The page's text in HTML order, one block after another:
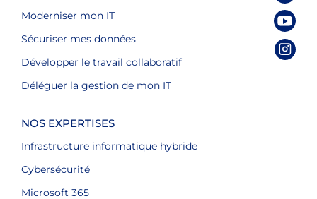
Moderniser mon IT
Sécuriser mes données
Développer le travail collaboratif
Déléguer la gestion de mon IT
NOS EXPERTISES
Infrastructure informatique hybride
Cybersécurité
Microsoft 365